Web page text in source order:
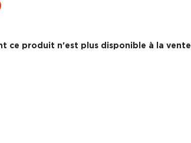
ce produit n'est plus disponible à la vente